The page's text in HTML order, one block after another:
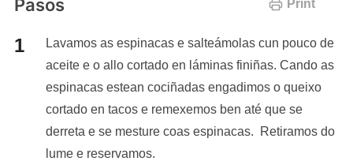
Print
Pasos
Lavamos as espinacas e salteámolas cun pouco de
aceite e o allo cortado en láminas finiñas. Cando as
espinacas estean cociñadas engadimos o queixo
cortado en tacos e remexemos ben até que se
derreta e se mesture coas espinacas. Retiramos do
lume e reservamos.